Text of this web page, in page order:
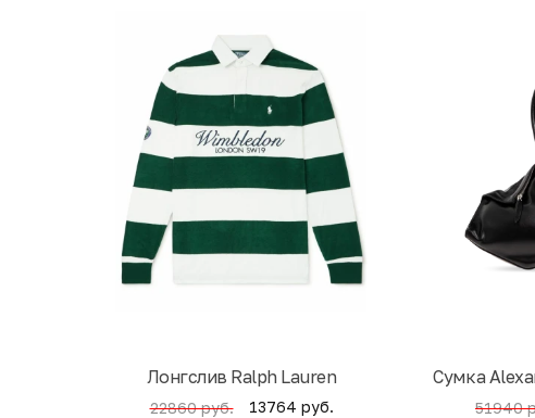
Лонгслив Ralph Lauren
22860 руб. 13764 руб.
Cумка
51940